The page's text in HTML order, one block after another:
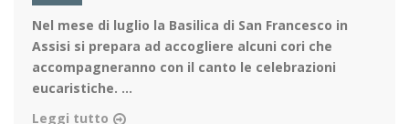
Nel mese di luglio la Basilica di San Francesco in
Assisi si prepara ad accogliere alcuni cori che
accompagneranno con il canto le celebrazioni
eucaristiche. ...
Leggi tutto